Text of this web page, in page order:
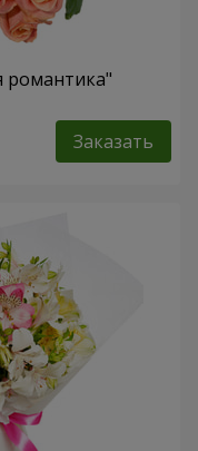
романтика"
Заказать